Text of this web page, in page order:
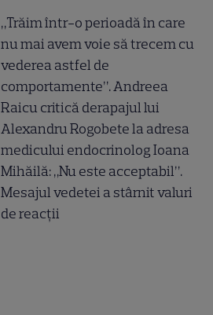
„Trăim într-o perioadă în care
nu mai avem voie să trecem cu
vederea astfel de
comportamente”. Andreea
Raicu critică derapajul lui
Alexandru Rogobete la adresa
medicului endocrinolog Ioana
Mihăilă: „Nu este acceptabil”.
Mesajul vedetei a stârnit valuri
de reacții